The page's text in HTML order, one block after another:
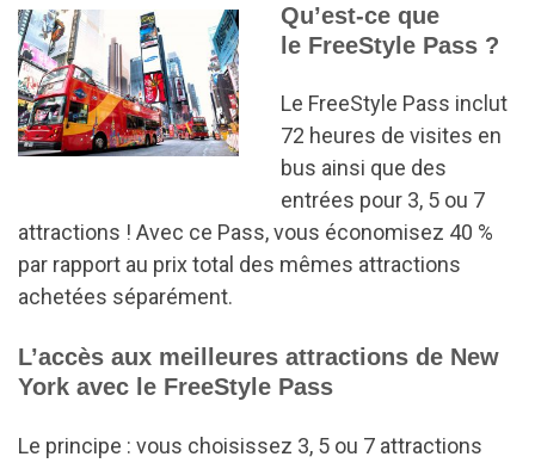
Qu’est-ce que
le FreeStyle Pass ?
Le FreeStyle Pass inclut
72 heures de visites en
bus ainsi que des
entrées pour 3, 5 ou 7
attractions ! Avec ce Pass, vous économisez 40 %
par rapport au prix total des mêmes attractions
achetées séparément.
L’accès aux meilleures attractions de New
York avec le FreeStyle Pass
Le principe : vous choisissez 3, 5 ou 7 attractions